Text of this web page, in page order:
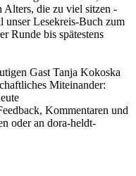
Alters, die zu viel sitzen -
unser Lesekreis-Buch zum
Runde bis spätestens
Gast Tanja Kokoska
Miteinander:
Kommentaren und
oder an dora-heldt-